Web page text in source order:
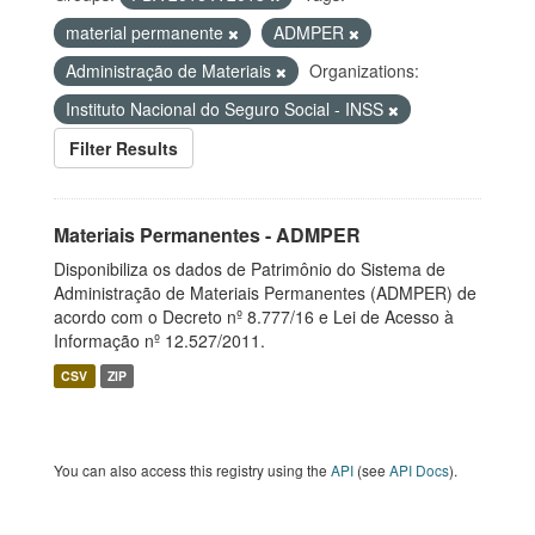
material permanente
ADMPER
Administração de Materiais
Organizations:
Instituto Nacional do Seguro Social - INSS
Filter Results
Materiais Permanentes - ADMPER
Disponibiliza os dados de Patrimônio do Sistema de
Administração de Materiais Permanentes (ADMPER) de
acordo com o Decreto nº 8.777/16 e Lei de Acesso à
Informação nº 12.527/2011.
CSV ZIP
You can also access this registry using the API (see API Docs).